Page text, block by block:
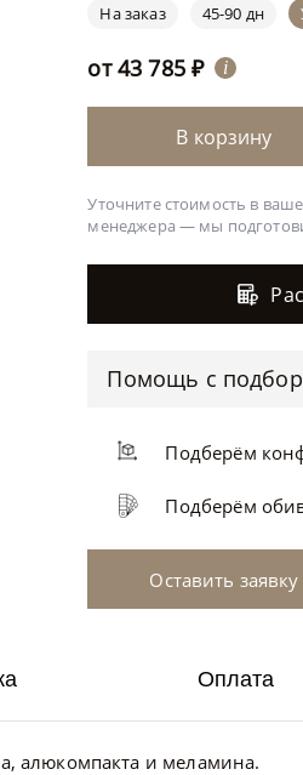
На заказ 45-90 дн
от43 785 ₽ i
В корзину
Уточните стоимость в
менеджера — мы
Помощь с
Подберём
Подберём
Оставить заявку
алюкомпакта и меламина.
Оплата